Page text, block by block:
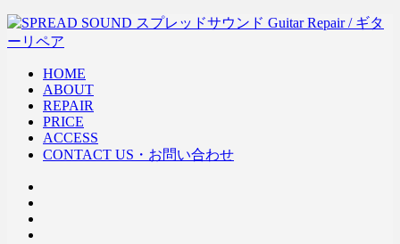
HOME
ABOUT
REPAIR
PRICE
ACCESS
CONTACT US・お問い合わせ